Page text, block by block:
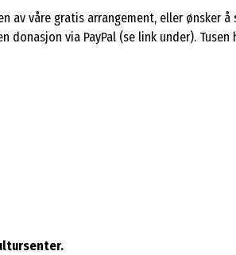
av våre gratis arrangement, eller ønsker
donasjon via PayPal (se link under).